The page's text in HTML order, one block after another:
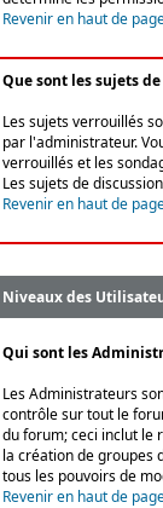
Revenir en haut de
Que sont les sujets
Les sujets verrouillés
par l'administrateur.
verrouillés et les
Les sujets de
Revenir en haut de
Niveaux des
Qui sont les
Les Administrateurs
contrôle sur tout le
du forum; ceci inclut le
la création de groupes
tous les pouvoirs de
Revenir en haut de